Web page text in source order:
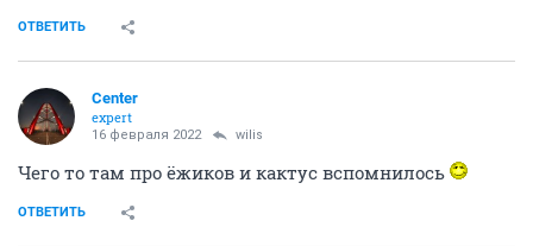
ОТВЕТИТЬ
Center
expert
16 февраля 2022 wilis
Чего то там про ёжиков и кактус вспомнилось
ОТВЕТИТЬ